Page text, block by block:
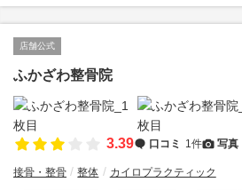
店舗公式
ふかざわ整骨院
3.39 口コミ 1件 写真
接骨・整骨 整体 カイロプラクティック